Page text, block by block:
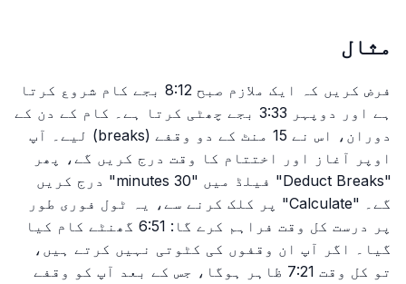
مثال
فرض کریں کہ ایک ملازم صبح 8:12 بجے کام شروع کرتا
ہے اور دوپہر 3:33 بجے چھٹی کرتا ہے۔ کام کے دن کے
دوران، اس نے 15 منٹ کے دو وقفے (breaks) لیے۔ آپ
اوپر آغاز اور اختتام کا وقت درج کریں گے، پھر
"Deduct Breaks" فیلڈ میں "30 minutes" درج کریں
گے۔ "Calculate" پر کلک کرنے سے، یہ ٹول فوری طور
پر درست کل وقت فراہم کرے گا: 6:51 گھنٹے کام کیا
گیا۔ اگر آپ ان وقفوں کی کٹوتی نہیں کرتے ہیں،
تو کل وقت 7:21 ظاہر ہوگا، جس کے بعد آپ کو وقفے